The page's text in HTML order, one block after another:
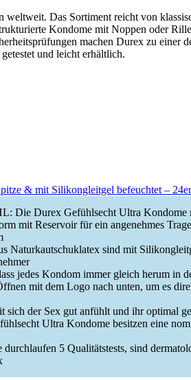
weltweit. Das Sortiment reicht von
Kondome mit Noppen oder
machen Durex zu einer
und leicht erhältlich.
& mit Silikongleitgel befeuchtet –
Die Durex Gefühlsecht Ultra Kondome
mit Reservoir für ein angenehmes
Naturkautschuklatex sind mit
jedes Kondom immer gleich herum in
mit dem Logo nach unten, um es
der Sex gut anfühlt und ihr optimal
Ultra Kondome besitzen eine
5 Qualitätstests, sind